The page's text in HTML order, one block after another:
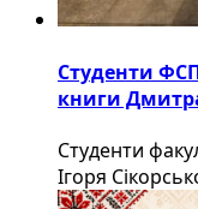
Студенти
книги
Студенти
Ігоря